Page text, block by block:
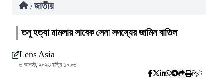
/ জাতীয়
তনু হত্যা মামলায় সাবেক সেনা সদস্যের জামিন বাতিল
Lens Asia
৬ আগস্ট, ২০২৬ রাত্রি ১০:০৬
প্রিন্ট